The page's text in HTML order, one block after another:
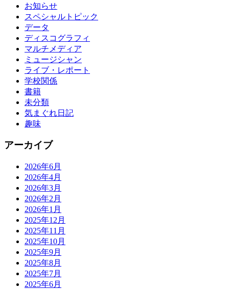
お知らせ
スペシャルトピック
データ
ディスコグラフィ
マルチメディア
ミュージシャン
ライブ・レポート
学校関係
書籍
未分類
気まぐれ日記
趣味
アーカイブ
2026年6月
2026年4月
2026年3月
2026年2月
2026年1月
2025年12月
2025年11月
2025年10月
2025年9月
2025年8月
2025年7月
2025年6月